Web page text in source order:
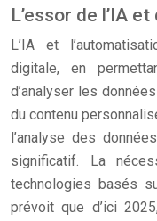
L’essor de l’IA
L’IA et
digitale, en
d’analyser les
du contenu
l’analyse des
significatif. La
technologies basés
prévoit que d’ici